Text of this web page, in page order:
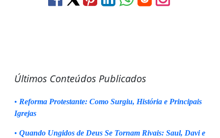
Últimos Conteúdos Publicados
• Reforma Protestante: Como Surgiu, História e Principais
Igrejas
• Quando Ungidos de Deus Se Tornam Rivais: Saul, Davi e